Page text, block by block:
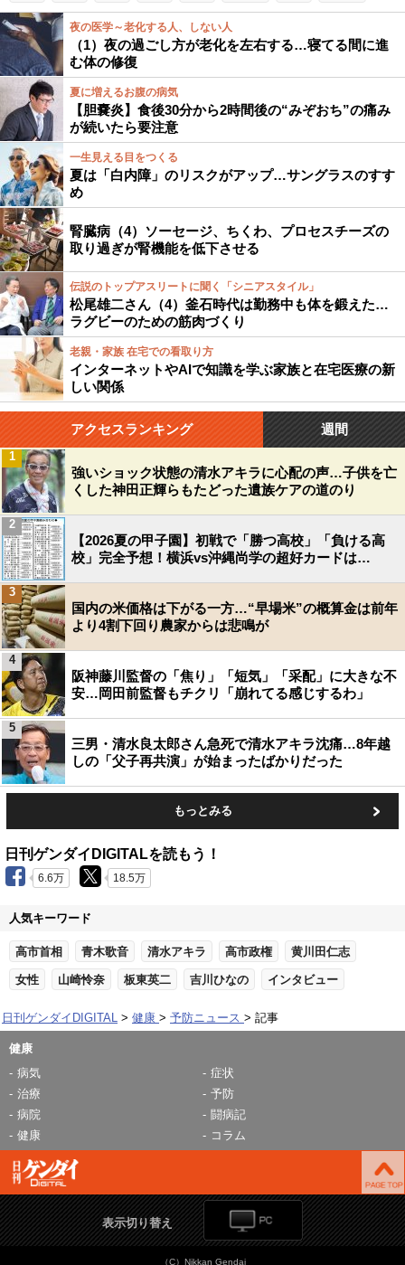
夜の医学～老化する人、しない人
（1）夜の過ごし方が老化を左右する…寝てる間に進
む体の修復
夏に増えるお腹の病気
【胆嚢炎】食後30分から2時間後の“みぞおち”の痛み
が続いたら要注意
一生見える目をつくる
夏は「白内障」のリスクがアップ…サングラスのすす
め
腎臓病（4）ソーセージ、ちくわ、プロセスチーズの
取り過ぎが腎機能を低下させる
伝説のトップアスリートに聞く「シニアスタイル」
松尾雄二さん（4）釜石時代は勤務中も体を鍛えた…
ラグビーのための筋肉づくり
老親・家族 在宅での看取り方
インターネットやAIで知識を学ぶ家族と在宅医療の新
しい関係
アクセスランキング 週間
強いショック状態の清水アキラに心配の声…子供を亡
くした神田正輝らもたどった遺族ケアの道のり
1
【2026夏の甲子園】初戦で「勝つ高校」「負ける高
校」完全予想！横浜vs沖縄尚学の超好カードは…
2
国内の米価格は下がる一方…“早場米”の概算金は前年
より4割下回り農家からは悲鳴が
3
阪神藤川監督の「焦り」「短気」「采配」に大きな不
安…岡田前監督もチクリ「崩れてる感じするわ」
4
三男・清水良太郎さん急死で清水アキラ沈痛…8年越
しの「父子再共演」が始まったばかりだった
5
もっとみる
日刊ゲンダイDIGITALを読もう！
6.6万 18.5万
人気キーワード
高市首相 青木歌音 清水アキラ 高市政権 黄川田仁志
女性 山崎怜奈 板東英二 吉川ひなの インタビュー
日刊ゲンダイDIGITAL 健康 予防ニュース 記事
健康
病気
症状
治療
予防
病院
闘病記
健康
コラム
表示切り替え
（C）Nikkan Gendai